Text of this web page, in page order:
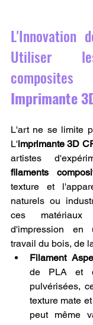
L'Innovation
Utiliser
Imprimante
L'art ne se limite
L'imprimante 3D
filaments
texture et
naturels ou
ces matériaux
d'impression en
travail du bois, de
Filament
de PLA et
pulvérisées,
texture mate
peut même